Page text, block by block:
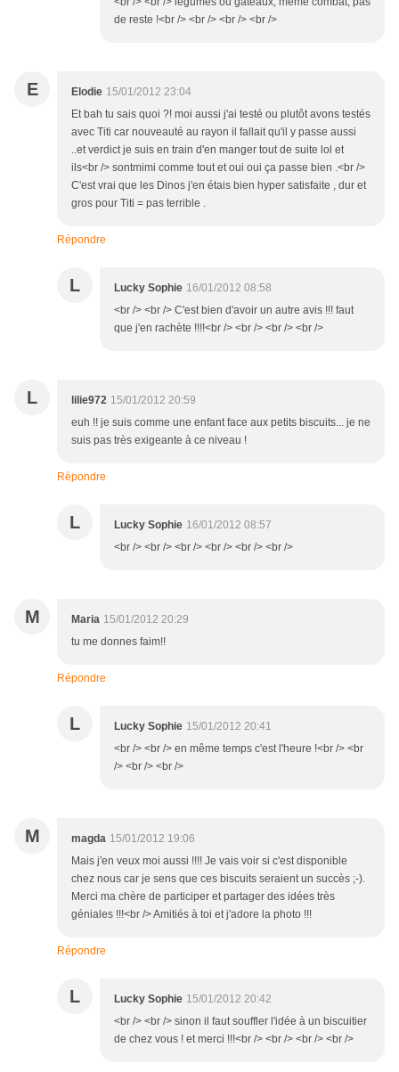
de reste !<br /> <br /> <br /> <br />
E Elodie 15/01/2012 23:04
Et bah tu sais quoi ?! moi aussi j'ai testé ou plutôt avons testés
avec Titi car nouveauté au rayon il fallait qu'il y passe aussi
..et verdict je suis en train d'en manger tout de suite lol et
ils<br /> sontmimi comme tout et oui oui ça passe bien .<br />
C'est vrai que les Dinos j'en étais bien hyper satisfaite , dur et
gros pour Titi = pas terrible .
Répondre
L Lucky Sophie 16/01/2012 08:58
<br /> <br /> C'est bien d'avoir un autre avis !!! faut
que j'en rachète !!!!<br /> <br /> <br /> <br />
L lilie972 15/01/2012 20:59
euh !! je suis comme une enfant face aux petits biscuits... je ne
suis pas très exigeante à ce niveau !
Répondre
L Lucky Sophie 16/01/2012 08:57
<br /> <br /> <br /> <br /> <br /> <br />
M Maria 15/01/2012 20:29
tu me donnes faim!!
Répondre
L Lucky Sophie 15/01/2012 20:41
<br /> <br /> en même temps c'est l'heure !<br /> <br
/> <br /> <br />
M magda 15/01/2012 19:06
Mais j'en veux moi aussi !!!! Je vais voir si c'est disponible
chez nous car je sens que ces biscuits seraient un succès ;-).
Merci ma chère de participer et partager des idées très
géniales !!!<br /> Amitiés à toi et j'adore la photo !!!
Répondre
L Lucky Sophie 15/01/2012 20:42
<br /> <br /> sinon il faut souffler l'idée à un biscuitier
de chez vous ! et merci !!!<br /> <br /> <br /> <br />